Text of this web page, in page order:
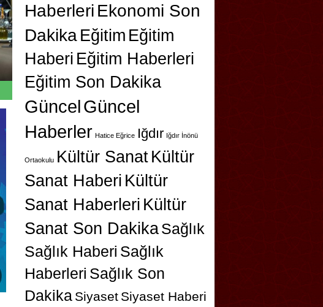
Haberleri Ekonomi Son
Dakika Eğitim Eğitim
Haberi Eğitim Haberleri
Eğitim Son Dakika
GüncelGüncel
Haberler Hatice Eğrice Iğdır Iğdır İnönü
Ortaokulu Kültür SanatKültür
Sanat Haberi Kültür
Sanat Haberleri Kültür
Sanat Son DakikaSağlık
Sağlık Haberi Sağlık
Haberleri Sağlık Son
Dakika Siyaset Siyaset Haberi